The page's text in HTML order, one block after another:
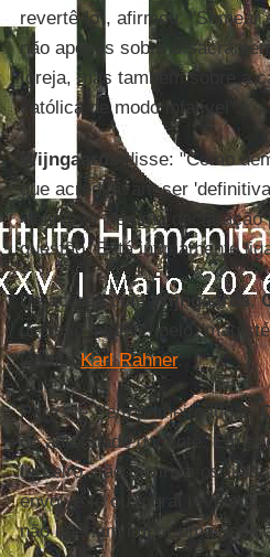
revertê-lo”, afirmou.
não apenas sobre o
Igreja, mas também sobre a
católica de modo infalível".
Wijngaardsdisse: "Como
que acreditavam ser
'definitivo' de uma declaração
questão. Está intimamente
De acordo comWijngaards,
decisão infalível pelo
jesuítaKarl Rahner.
Para ele, "em primeiro lugar,
de autoridade docente. Em
terceiro, não ouviram os fiéis
envolve fé ou moral
não queriam impor uma